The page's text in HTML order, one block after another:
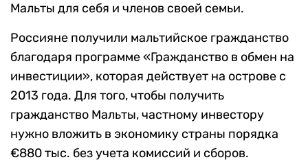
Мальты для себя и членов своей семьи.
Россияне получили мальтийское гражданство
благодаря программе «Гражданство в обмен на
инвестиции», которая действует на острове с
2013 года. Для того, чтобы получить
гражданство Мальты, частному инвестору
нужно вложить в экономику страны порядка
€880 тыс. без учета комиссий и сборов.